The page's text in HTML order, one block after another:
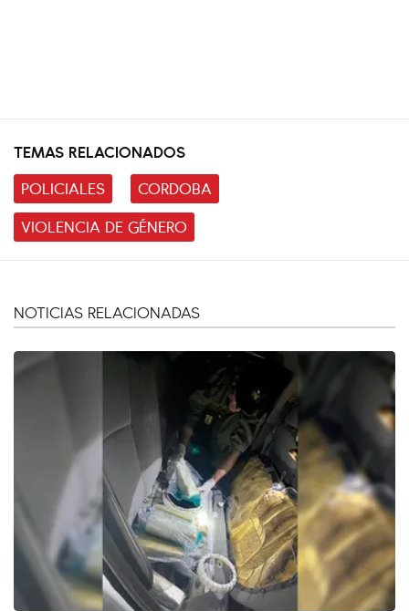
TEMAS RELACIONADOS
POLICIALES
CORDOBA
VIOLENCIA DE GÉNERO
NOTICIAS RELACIONADAS